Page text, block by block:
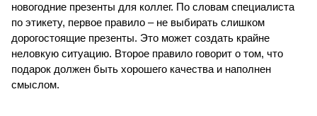
новогодние презенты для коллег. По словам специалиста
по этикету, первое правило – не выбирать слишком
дорогостоящие презенты. Это может создать крайне
неловкую ситуацию. Второе правило говорит о том, что
подарок должен быть хорошего качества и наполнен
смыслом.